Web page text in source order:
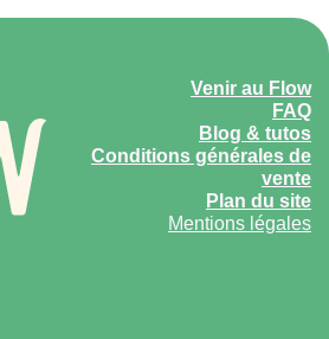
Venir au Flow
FAQ
Blog & tutos
Conditions générales de
vente
Plan du site
Mentions légales